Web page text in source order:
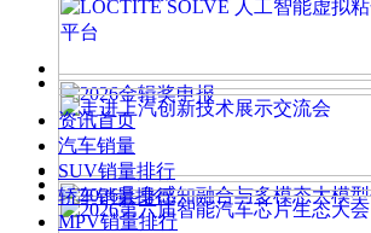
资讯首页
汽车销量
SUV销量排行
轿车销量排行
MPV销量排行